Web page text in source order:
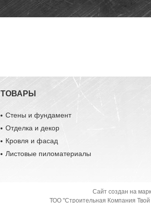
ТОВАРЫ
Стены и фундамент
Отделка и декор
Кровля и фасад
Листовые пиломатериалы
Сайт создан на